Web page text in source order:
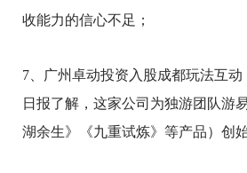
收能力的信心不足；
7、广州卓动投资入股成都玩法互动
日报了解，这家公司为独游团队游
湖余生》《九重试炼》等产品）创